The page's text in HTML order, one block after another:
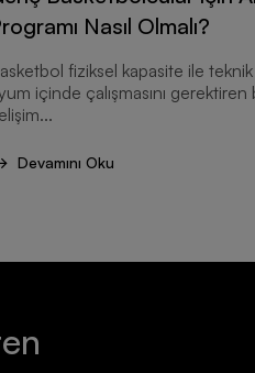
Nasıl Olmalı?
fiziksel kapasite ile
içinde çalışmasını
Devamını Oku